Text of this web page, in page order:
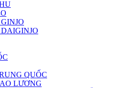
QUỐC
LƯƠNG